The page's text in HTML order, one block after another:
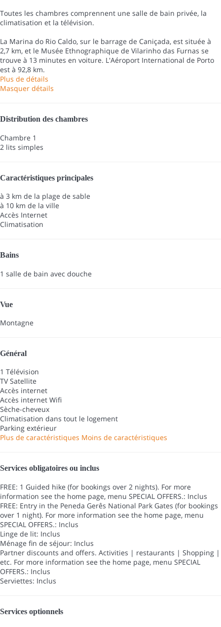
Toutes les chambres comprennent une salle de bain privée, la
climatisation et la télévision.
La Marina do Rio Caldo, sur le barrage de Caniçada, est située à
2,7 km, et le Musée Ethnographique de Vilarinho das Furnas se
trouve à 13 minutes en voiture. L'Aéroport International de Porto
est à 92,8 km.
Plus de détails
Masquer détails
Distribution des chambres
Chambre 1
2 lits simples
Caractéristiques principales
à 3 km de la plage de sable
à 10 km de la ville
Accès Internet
Climatisation
Bains
1 salle de bain avec douche
Vue
Montagne
Général
1 Télévision
TV Satellite
Accès internet
Accès internet Wifi
Sèche-cheveux
Climatisation dans tout le logement
Parking extérieur
Plus de caractéristiques Moins de caractéristiques
Services obligatoires ou inclus
FREE: 1 Guided hike (for bookings over 2 nights). For more
information see the home page, menu SPECIAL OFFERS.: Inclus
FREE: Entry in the Peneda Gerês National Park Gates (for bookings
over 1 night). For more information see the home page, menu
SPECIAL OFFERS.: Inclus
Linge de lit: Inclus
Ménage fin de séjour: Inclus
Partner discounts and offers. Activities | restaurants | Shopping |
etc. For more information see the home page, menu SPECIAL
OFFERS.: Inclus
Serviettes: Inclus
Services optionnels